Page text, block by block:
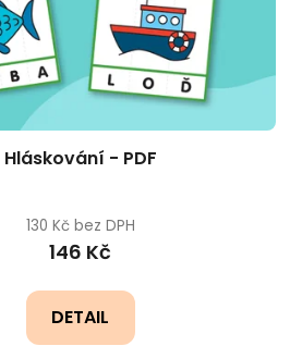
Hláskování - PDF
130 Kč bez DPH
146 Kč
DETAIL